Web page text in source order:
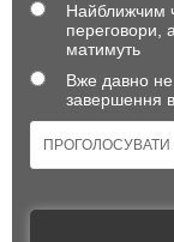
Найближчим
переговори,
матимуть
Вже давно
завершення